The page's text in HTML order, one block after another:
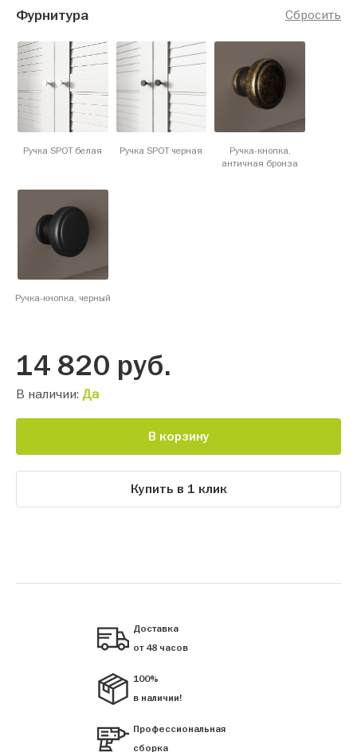
Сбросить
Фурнитура
Ручка SPOT белая Ручка SPOT черная
Ручка-кнопка,
античная бронза
Ручка-кнопка, черный
14 820 руб.
В наличии: Да
В корзину
Купить в 1 клик
Доставка
от 48 часов
100%
в наличии!
Профессиональная
сборка